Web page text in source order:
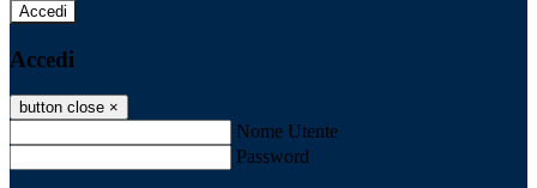
Accedi
Accedi
button close ×
Nome Utente
Password